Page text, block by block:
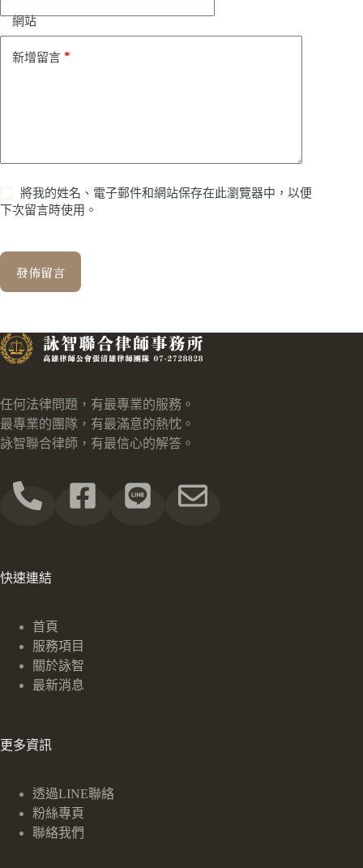
網站
新增留言 *
將我的姓名、電子郵件和網站保存在此瀏覽器中，以便
下次留言時使用。
發佈留言
任何法律問題，有最專業的服務。
最專業的團隊，有最滿意的熱忱。
詠智聯合律師，有最信心的解答。
快速連結
首頁
服務項目
關於詠智
最新消息
更多資訊
透過LINE聯絡
粉絲專頁
聯絡我們